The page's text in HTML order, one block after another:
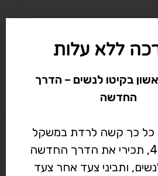
וישר הולכת למקרר.ניגשת
להשתלט על הרעב.אבל זה לא
ללא עלות
בקיטו לנשים – הדרך
החדשה
כל כך קשה לרדת במשקל
אחרי גיל 40, תכירי את הדרך החדשה
ותביני צעד אחר צעד